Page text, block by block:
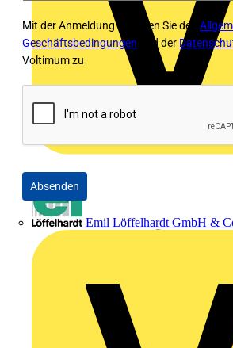
Emil Löffelhardt GmbH &
Mit der Anmeldung stimmen Sie den
Geschäftsbedingungen und der
Voltimum zu
Absenden